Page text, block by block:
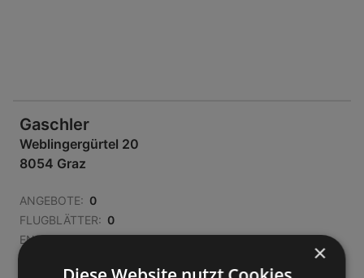
Gaschler
Weblingergürtel 20
8054 Graz
ANGEBOTE: 0
FLUGBLÄTTER: 0
ENTFERNUNG: 441,88 km
Geschlossen
×